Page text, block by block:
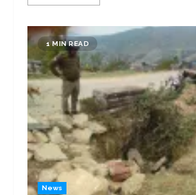
1 MIN READ
News